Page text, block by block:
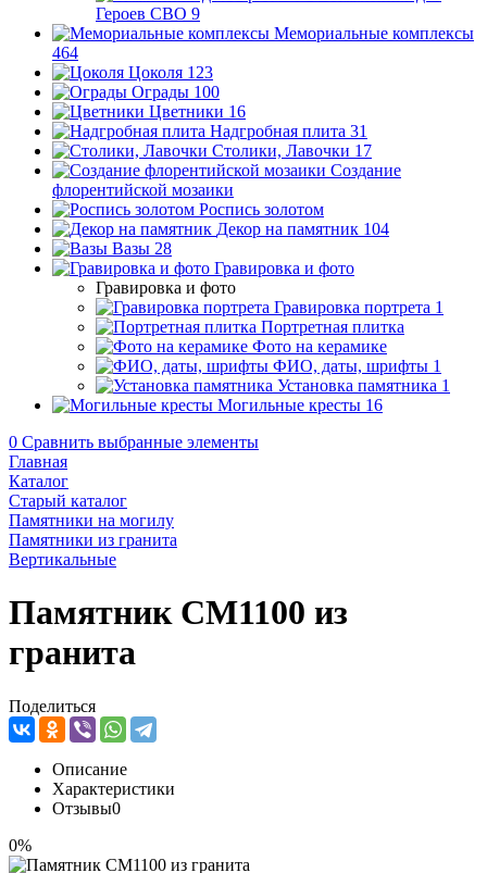
Героев СВО 9
Мемориальные комплексы
464
Цоколя 123
Ограды 100
Цветники 16
Надгробная плита 31
Столики, Лавочки 17
Создание
флорентийской мозаики
Роспись золотом
Декор на памятник 104
Вазы 28
Гравировка и фото
Гравировка и фото
Гравировка портрета 1
Портретная плитка
Фото на керамике
ФИО, даты, шрифты 1
Установка памятника 1
Могильные кресты 16
0 Сравнить выбранные элементы
Главная
Каталог
Старый каталог
Памятники на могилу
Памятники из гранита
Вертикальные
Памятник CM1100 из
гранита
Поделиться
Описание
Характеристики
Отзывы0
0%